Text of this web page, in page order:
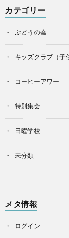
カテゴリー
ぶどうの会
キッズクラブ（子
コーヒーアワー
特別集会
日曜学校
未分類
メタ情報
ログイン